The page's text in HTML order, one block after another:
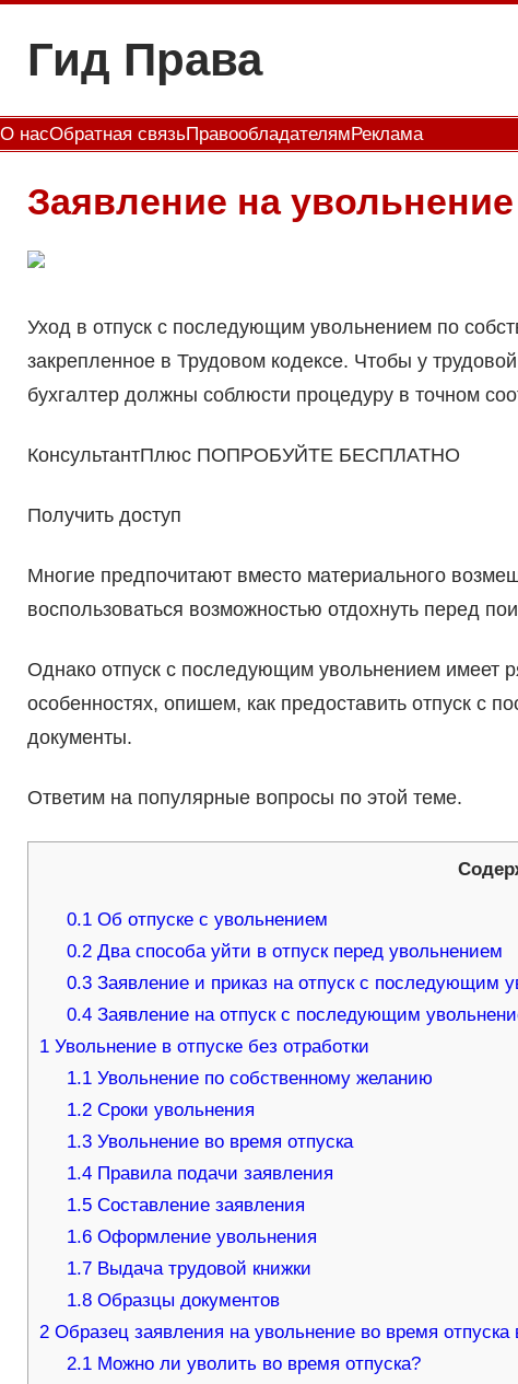
содержимому
Гид Права
О насОбратная связьПравообладателямРеклама
Заявление на увольнение
Уход в отпуск с последующим увольнением по
закрепленное в Трудовом кодексе. Чтобы у
бухгалтер должны соблюсти процедуру в точном
КонсультантПлюс ПОПРОБУЙТЕ БЕСПЛАТНО
Получить доступ
Многие предпочитают вместо материального
воспользоваться возможностью отдохнуть перед
Однако отпуск с последующим увольнением имеет
особенностях, опишем, как предоставить отпуск с
документы.
Ответим на популярные вопросы по этой теме.
0.1 Об отпуске с увольнением
0.2 Два способа уйти в отпуск перед увольнением
0.3 Заявление и приказ на отпуск с последующим
0.4 Заявление на отпуск с последующим
1Увольнение в отпуске без отработки
1.1 Увольнение по собственному желанию
1.2 Сроки увольнения
1.3 Увольнение во время отпуска
1.4 Правила подачи заявления
1.5 Составление заявления
1.6 Оформление увольнения
1.7 Выдача трудовой книжки
1.8 Образцы документов
2Образец заявления на увольнение во время отпуска
2.1 Можно ли уволить во время отпуска?